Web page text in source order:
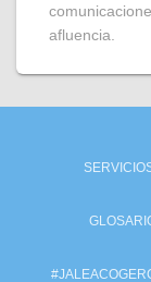
afluencia.